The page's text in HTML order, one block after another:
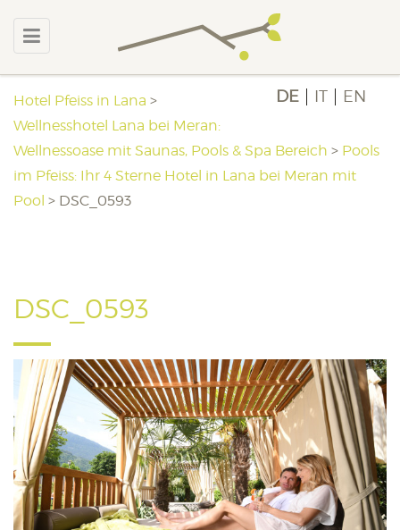
DE IT EN
Hotel Pfeiss in Lana >
Wellnesshotel Lana bei Meran:
Wellnessoase mit Saunas, Pools & Spa Bereich > Pools
im Pfeiss: Ihr 4 Sterne Hotel in Lana bei Meran mit
Pool > DSC_0593
DSC_0593